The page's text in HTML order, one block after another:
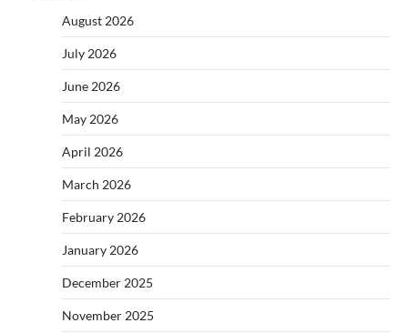
August 2026
July 2026
June 2026
May 2026
April 2026
March 2026
February 2026
January 2026
December 2025
November 2025